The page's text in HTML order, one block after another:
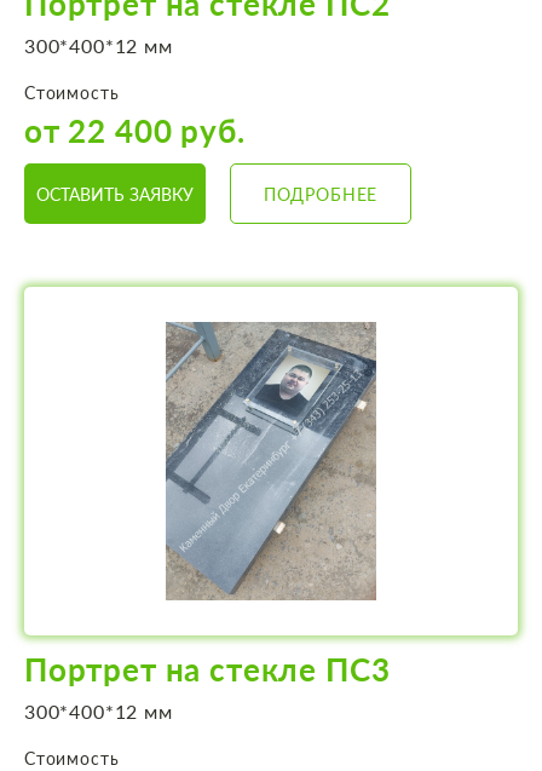
300*400*12 мм
Стоимость
от 22 400 руб.
ОСТАВИТЬ ЗАЯВКУ ПОДРОБНЕЕ
Портрет на стекле ПС3
300*400*12 мм
Стоимость